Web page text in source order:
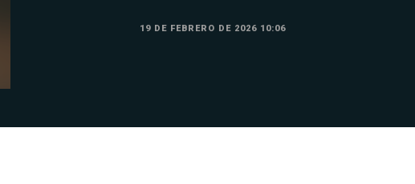
19 DE FEBRERO DE 2026 10:06